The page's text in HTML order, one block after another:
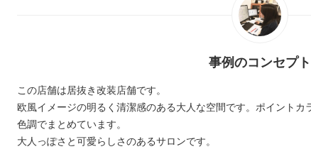
事例のコンセプト
この店舗は居抜き改装店舗です。
欧風イメージの明るく清潔感のある大人な空間です。ポイントカ
色調でまとめています。
大人っぽさと可愛らしさのあるサロンです。